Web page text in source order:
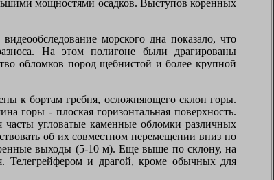
мощностями осадков. Выступов коренных
морского дна показало, что
На этом полигоне были драгированы
обломков пород щебнистой и более крупной
к бортам гребня, осложняющего склон горы.
горы - плоская горизонтальная поверхность.
угловатые каменные обломки различных
об их совместном перемещении вниз по
выходы (5-10 м). Еще выше по склону, на
Телегрейфером и драгой, кроме обычных для